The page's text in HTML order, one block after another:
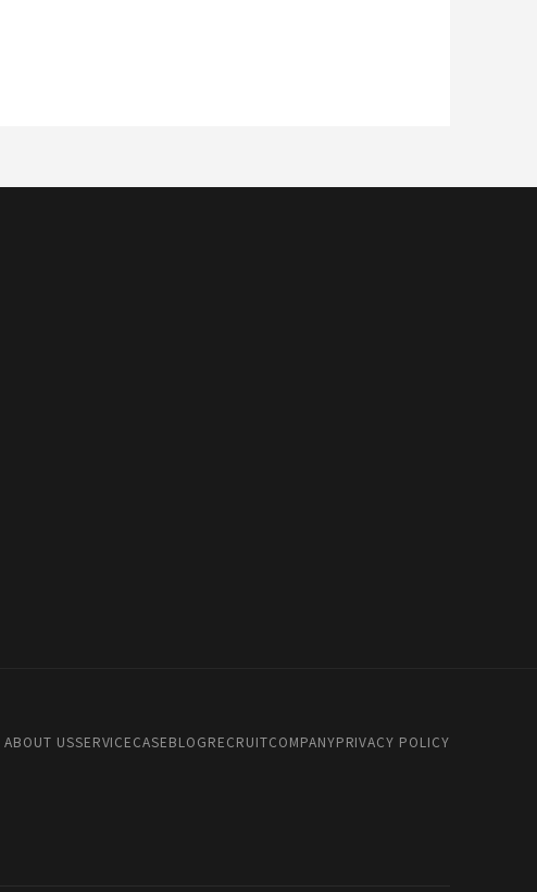
ABOUT USSERVICECASEBLOGRECRUITCOMPANYPRIVACY POLICY